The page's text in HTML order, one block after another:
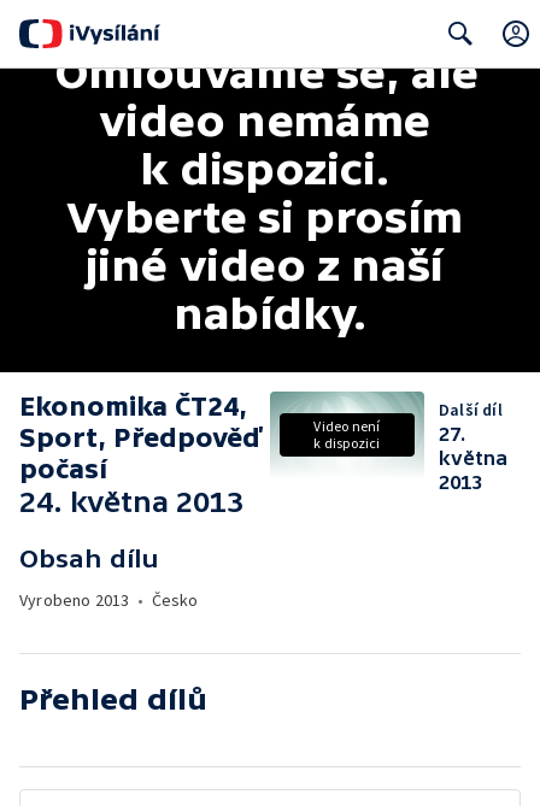
Search
Omlouváme se, ale
video nemáme
k dispozici.
Vyberte si prosím
jiné video z naší
nabídky.
Ekonomika ČT24,
Sport, Předpověď
počasí
24. května 2013
Obsah dílu
Vyrobeno 2013 • Česko
Video není
k dispozici
Další díl
27.
května
2013
Přehled dílů